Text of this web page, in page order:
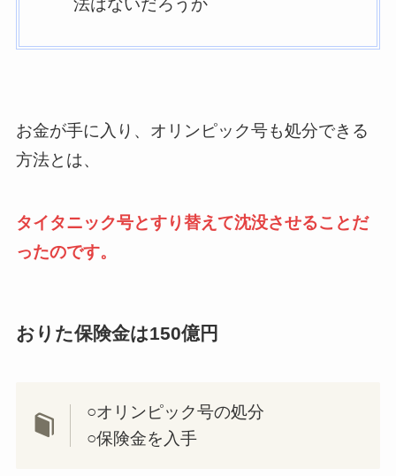
法はないだろうか
お金が手に入り、オリンピック号も処分できる
方法とは、
タイタニック号とすり替えて沈没させることだ
ったのです。
おりた保険金は150億円
○オリンピック号の処分
○保険金を入手